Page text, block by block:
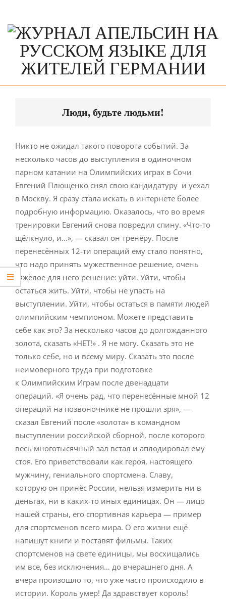
content
Люди, будьте людьми!
Никто не ожидал такого поворота событий. За
несколько часов до выступления в одиночном
парном катании на Олимпийских играх в Сочи
Евгений Плющенко снял свою кандидатуру и уехал
в Москву. Я сразу стала искать в интернете более
подробную информацию. Оказалось, что во время
тренировки Евгений снова повредил спину. «Что-то
щёлкнуло, и…», — сказал он тренеру. После
перенесённых 12-ти операций ему стало понятно,
что надо принять мужественное решение, очень
тяжёлое для него решение: уйти. Уйти, чтобы
остаться жить. Уйти, чтобы не упасть на
выступлении. Уйти, чтобы остаться в памяти людей
олимпийским чемпионом. Можете представить
себе как это? За несколько часов до долгожданного
золота, сказать «НЕТ!» . Я не могу. Сказать это не
только себе, но и всему миру. Сказать это после
неимоверного труда при подготовке
к Олимпийским Играм после двенадцати
операций. «Я очень рад, что перенесённые мной 12
операций на позвоночнике не прошли зря», —
сказал Евгений после «золота» в командном
выступлении российской сборной, после которого
весь многотысячный зал встал и аплодировал ему
стоя. Его приветствовали как героя, настоящего
мужчину, гениального спортсмена. Славу,
которую он принёс России, нельзя измерить ни в
деньгах, ни в каких-то иных единицах. Он — лицо
нашей страны, его спортивная карьера — пример
для спортсменов всего мира. О его жизни ещё
напишут книги и поставят фильмы. Таких
спортсменов на свете единицы, мы восхищались
им все, без исключения… до вчерашнего дня. А
вчера произошло то, что уже часто происходило в
истории. Король умер! Да здравствует король!